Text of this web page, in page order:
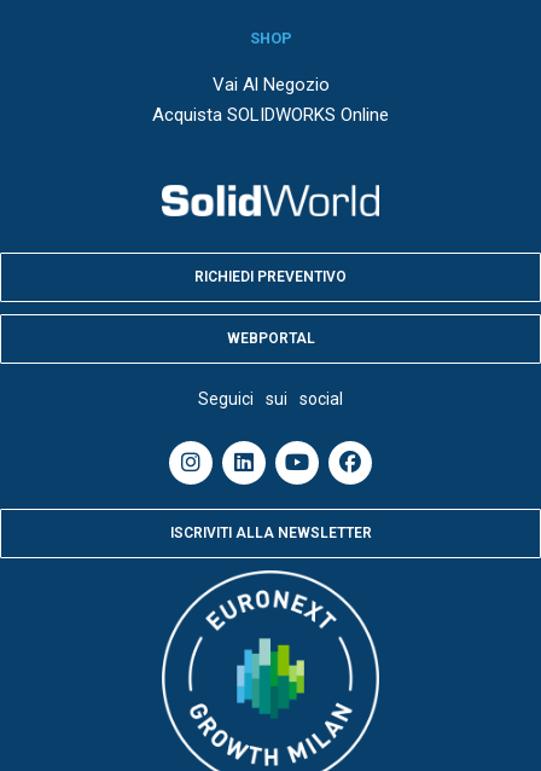
SHOP
Vai Al Negozio
Acquista SOLIDWORKS Online
RICHIEDI PREVENTIVO
WEBPORTAL
Seguici sui social
ISCRIVITI ALLA NEWSLETTER